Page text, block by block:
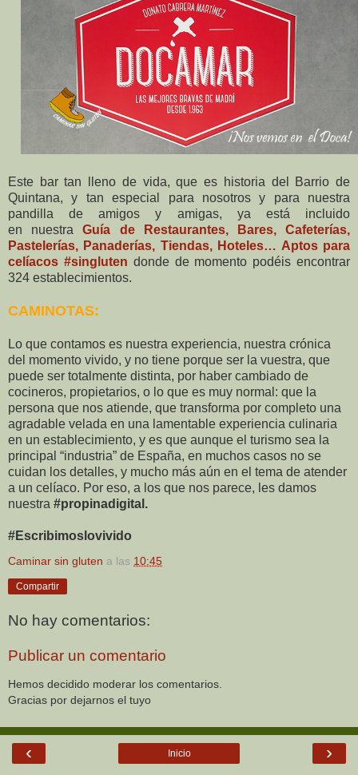
Este bar tan lleno de vida, que es historia del Barrio de
Quintana, y tan especial para nosotros y para nuestra
pandilla de amigos y amigas, ya está incluido
en nuestraGuía de Restaurantes, Bares, Cafeterías,
Pastelerías, Panaderías, Tiendas, Hoteles… Aptos para
celíacos #singluten donde de momento podéis encontrar
324 establecimientos.
CAMINOTAS:
Lo que contamos es nuestra experiencia, nuestra crónica
del momento vivido, y no tiene porque ser la vuestra, que
puede ser totalmente distinta, por haber cambiado de
cocineros, propietarios, o lo que es muy normal: que la
persona que nos atiende, que transforma por completo una
agradable velada en una lamentable experiencia culinaria
en un establecimiento, y es que aunque el turismo sea la
principal “industria” de España, en muchos casos no se
cuidan los detalles, y mucho más aún en el tema de atender
a un celíaco. Por eso, a los que nos parece, les damos
nuestra #propinadigital.
#Escribimoslovivido
Caminar sin gluten a las 10:45
Compartir
No hay comentarios:
Publicar un comentario
Hemos decidido moderar los comentarios.
Gracias por dejarnos el tuyo
‹ ›
Inicio